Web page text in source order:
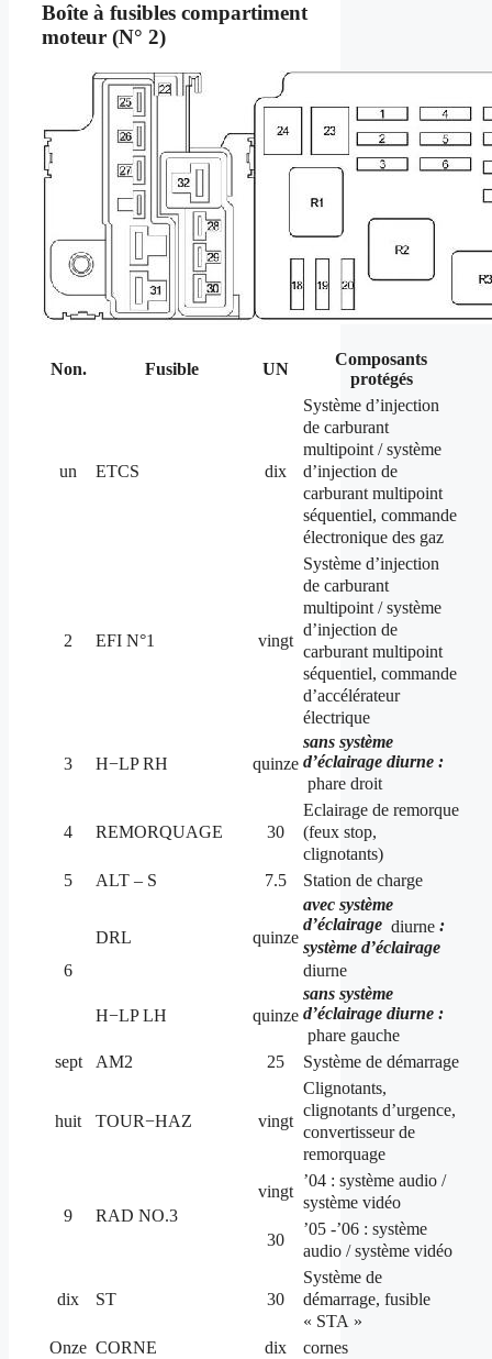
Boîte à fusibles compartiment
moteur (N° 2)
Non. Fusible UN
Composants
protégés
un ETCS dix
Système d’injection
de carburant
multipoint / système
d’injection de
carburant multipoint
séquentiel, commande
électronique des gaz
2 EFI N°1 vingt
Système d’injection
de carburant
multipoint / système
d’injection de
carburant multipoint
séquentiel, commande
d’accélérateur
électrique
3 H−LP RH quinze
sans système
d’éclairage diurne :
phare droit
4 REMORQUAGE 30
Eclairage de remorque
(feux stop,
clignotants)
5
ALT – S 7.5 Station de charge
6
DRL quinze
avec système
d’éclairage diurne :
système d’éclairage
diurne
H−LP LH quinze
sans système
d’éclairage diurne :
phare gauche
sept
AM2 25 Système de démarrage
huit TOUR−HAZ vingt
Clignotants,
clignotants d’urgence,
convertisseur de
remorquage
9 RAD NO.3
vingt
’04 : système audio /
système vidéo
30
’05 -’06 : système
audio / système vidéo
dix ST 30
Système de
démarrage, fusible
« STA »
Onze CORNE dix
cornes